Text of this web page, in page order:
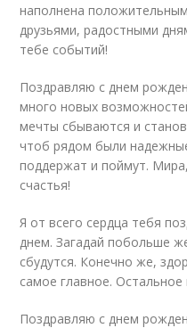
наполнена
друзьями, радостными
тебе событий!
Поздравляю с днем
много новых
мечты сбываются и
чтоб рядом были
поддержат и поймут.
счастья!
Я от всего сердца тебя
днем. Загадай побольше
сбудутся. Конечно же,
самое главное. Остальное
Поздравляю с днем